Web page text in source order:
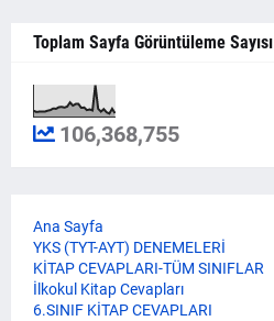
Toplam Sayfa Görüntüleme Sayısı
106,368,755
Ana Sayfa
YKS (TYT-AYT) DENEMELERİ
KİTAP CEVAPLARI-TÜM SINIFLAR
İlkokul Kitap Cevapları
6.SINIF KİTAP CEVAPLARI